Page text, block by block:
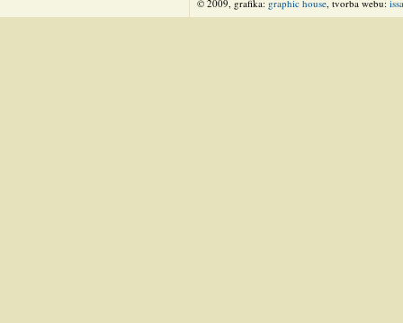
© 2009, grafika: graphic house, tvorba webu: